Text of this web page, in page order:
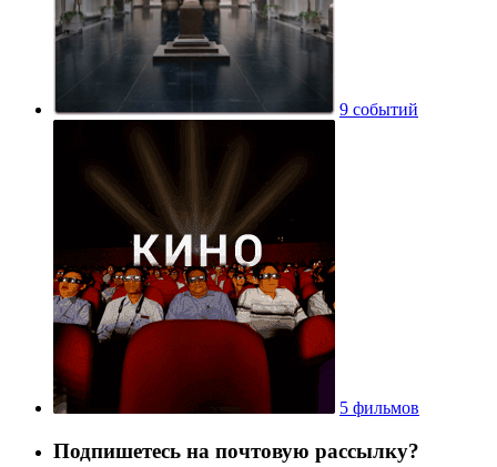
9 событий
5 фильмов
Подпишетесь на почтовую рассылку?